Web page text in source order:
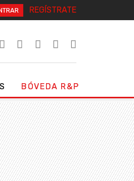
REGÍSTRATE
BÓVEDA R&P